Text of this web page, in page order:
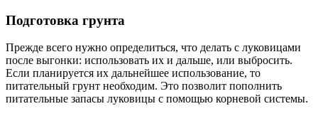
Подготовка грунта
Прежде всего нужно определиться, что делать с луковицами
после выгонки: использовать их и дальше, или выбросить.
Если планируется их дальнейшее использование, то
питательный грунт необходим. Это позволит пополнить
питательные запасы луковицы с помощью корневой системы.